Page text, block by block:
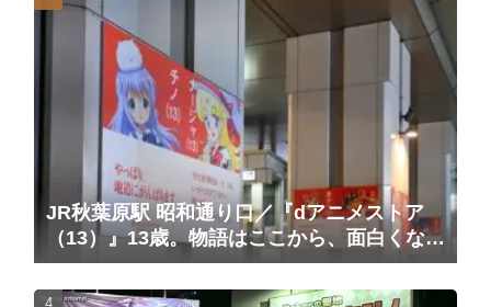
JR秋葉原駅 昭和通り口／『dアニメストア
（13）』13歳。物語はここから、面白くな
る。広告（2025/10/20掲載開始）